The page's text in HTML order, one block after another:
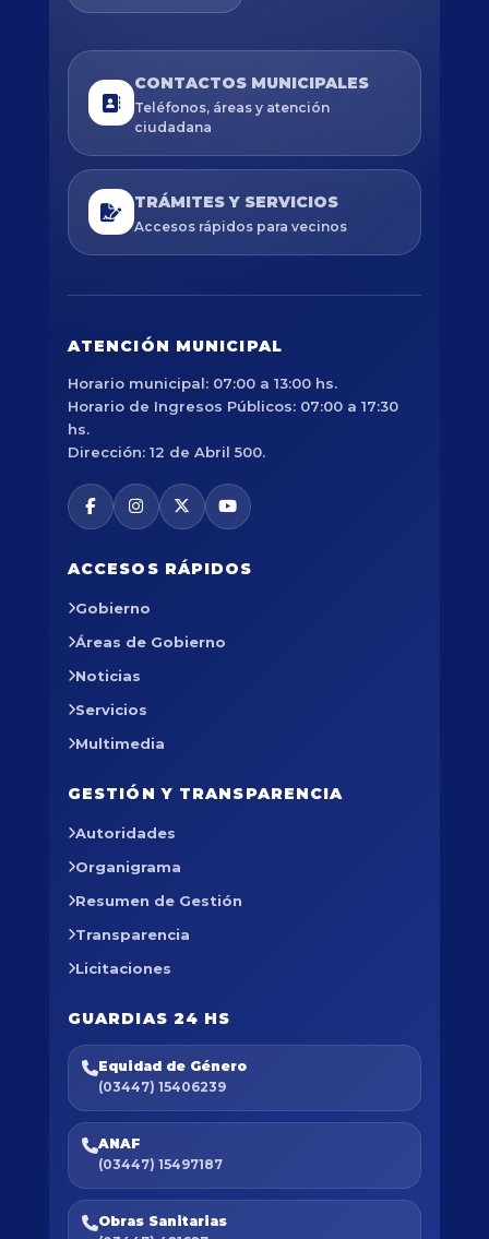
CONTACTOS MUNICIPALES
Teléfonos, áreas y atención
ciudadana
TRÁMITES Y SERVICIOS
Accesos rápidos para vecinos
ATENCIÓN MUNICIPAL
Horario municipal: 07:00 a 13:00 hs.
Horario de Ingresos Públicos: 07:00 a 17:30
hs.
Dirección: 12 de Abril 500.
ACCESOS RÁPIDOS
Gobierno
Áreas de Gobierno
Noticias
Servicios
Multimedia
GESTIÓN Y TRANSPARENCIA
Autoridades
Organigrama
Resumen de Gestión
Transparencia
Licitaciones
GUARDIAS 24 HS
Equidad de Género
(03447) 15406239
ANAF
(03447) 15497187
Obras Sanitarias